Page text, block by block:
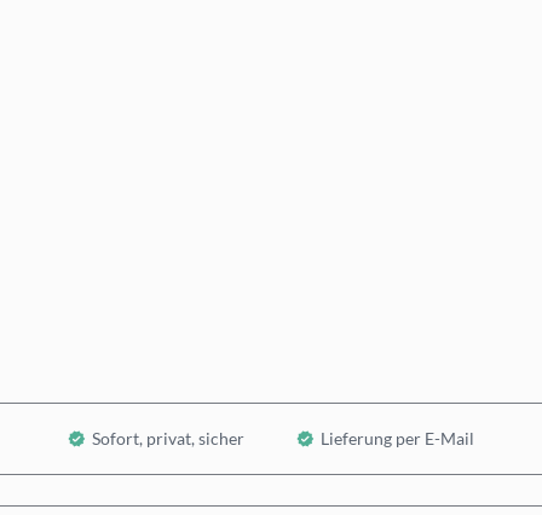
Sofort, privat, sicher Lieferung per E-Mail